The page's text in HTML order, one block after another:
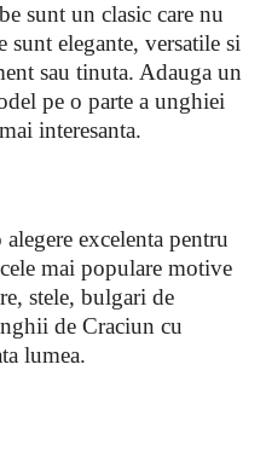
sunt un clasic care nu
sunt elegante, versatile si
sau tinuta. Adauga un
pe o parte a unghiei
interesanta.
excelenta pentru
mai populare motive
stele, bulgari de
de Craciun cu
lumea.